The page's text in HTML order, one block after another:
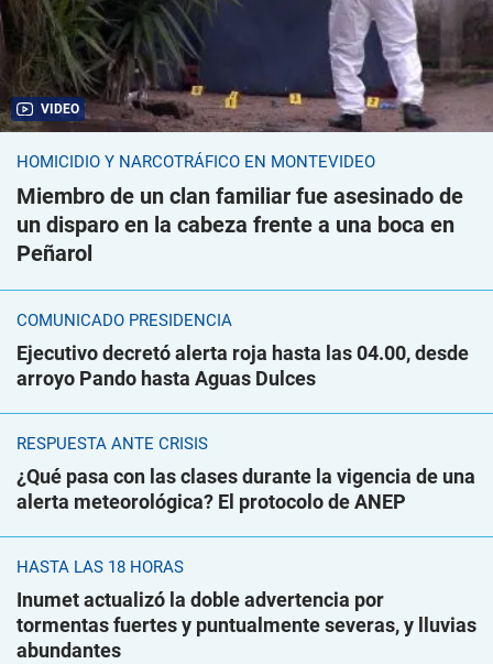
VIDEO
HOMICIDIO Y NARCOTRÁFICO EN MONTEVIDEO
Miembro de un clan familiar fue asesinado de
un disparo en la cabeza frente a una boca en
Peñarol
COMUNICADO PRESIDENCIA
Ejecutivo decretó alerta roja hasta las 04.00, desde
arroyo Pando hasta Aguas Dulces
RESPUESTA ANTE CRISIS
¿Qué pasa con las clases durante la vigencia de una
alerta meteorológica? El protocolo de ANEP
HASTA LAS 18 HORAS
Inumet actualizó la doble advertencia por
tormentas fuertes y puntualmente severas, y lluvias
abundantes